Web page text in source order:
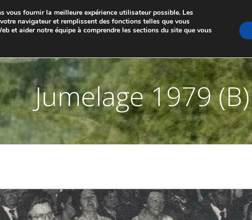
DE MARCHE-LES-DAMES ET PONTAILLER-
Jumelage 1979 (B)
vous fournir la meilleure expérience utilisateur possible. Les
navigateur et remplissent des fonctions telles que vous
et aider notre équipe à comprendre les sections du site que vous